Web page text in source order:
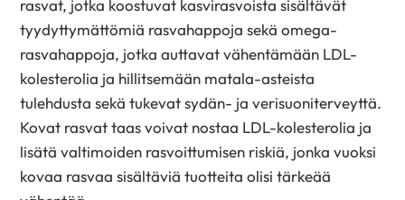
rasvat, jotka koostuvat kasvirasvoista sisältävät
tyydyttymättömiä rasvahappoja sekä omega-
rasvahappoja, jotka auttavat vähentämään LDL-
kolesterolia ja hillitsemään matala-asteista
tulehdusta sekä tukevat sydän- ja verisuoniterveyttä.
Kovat rasvat taas voivat nostaa LDL-kolesterolia ja
lisätä valtimoiden rasvoittumisen riskiä, jonka vuoksi
kovaa rasvaa sisältäviä tuotteita olisi tärkeää